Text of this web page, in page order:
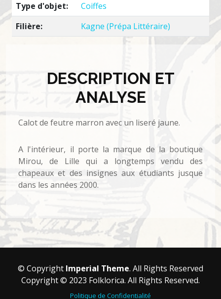
Type d'objet:
Coiffes
Filière:
Kagne (Prépa Littéraire)
DESCRIPTION ET
ANALYSE
Calot de feutre marron avec un liseré jaune.
A l'intérieur, il porte la marque de la boutique
Mirou, de Lille qui a longtemps vendu des
chapeaux et des insignes aux étudiants jusque
dans les années 2000.
© Copyright Imperial Theme. All Rights Reserved
Copyright © 2023 Folklorica. All Rights Reserved.
Politique de Confidentialité